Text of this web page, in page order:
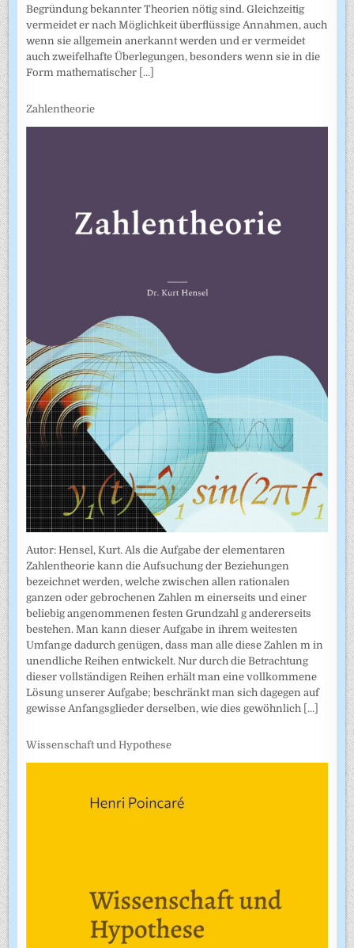
Begründung bekannter Theorien nötig sind. Gleichzeitig
vermeidet er nach Möglichkeit überflüssige Annahmen, auch
wenn sie allgemein anerkannt werden und er vermeidet
auch zweifel­hafte Überlegungen, besonders wenn sie in die
Form mathematischer [...]
Zahlentheorie
Autor: Hensel, Kurt. Als die Aufgabe der elementaren
Zahlentheorie kann die Aufsuchung der Beziehungen
bezeichnet werden, welche zwischen allen rationalen
ganzen oder gebrochenen Zahlen m einerseits und einer
beliebig angenommenen festen Grundzahl g andererseits
bestehen. Man kann dieser Aufgabe in ihrem weitesten
Umfange dadurch genügen, dass man alle diese Zahlen m in
unendliche Reihen entwickelt. Nur durch die Betrachtung
dieser vollständigen Reihen erhält man eine vollkommene
Lösung unserer Aufgabe; beschränkt man sich dagegen auf
gewisse Anfangsglieder derselben, wie dies gewöhnlich [...]
Wissenschaft und Hypothese